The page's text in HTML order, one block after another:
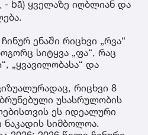
- bā) ყველაზე იღბლიან და
ენაში რიცხვი „რვა“
სიტყვა „ფა“, რაც
„ყვავილობასა“ და
რიცხვი 8
უსასრულობის
ეს იდეალური
ნაკადის სიმბოლოა.